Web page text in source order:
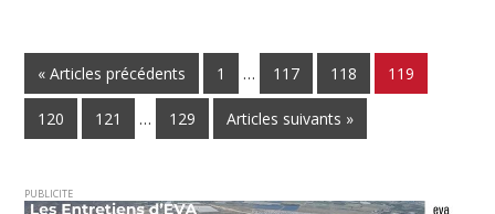
« Articles précédents 1 … 117 118 119
120 121 … 129 Articles suivants »
PUBLICITE